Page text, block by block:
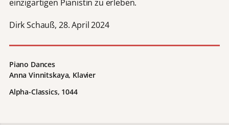
einzigartigen Pianistin zu erleben.
Dirk Schauß, 28. April 2024
Piano Dances
Anna Vinnitskaya, Klavier
Alpha-Classics, 1044